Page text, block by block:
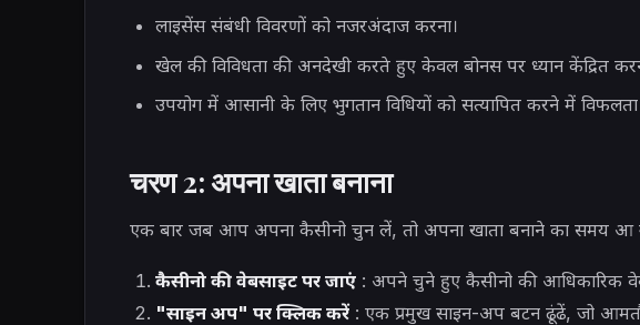
लाइसेंस संबंधी विवरणों को नजरअंदाज करना।
खेल की विविधता की अनदेखी करते हुए केवल बोनस पर ध्यान केंद्रित
उपयोग में आसानी के लिए भुगतान विधियों को सत्यापित करने में
चरण 2: अपना खाता बनाना
एक बार जब आप अपना कैसीनो चुन लें, तो अपना खाता बनाने का समय आ
कैसीनो की वेबसाइट पर जाएं: अपने चुने हुए कैसीनो की आधिकारिक
"साइन अप" पर क्लिक करें: एक प्रमुख साइन-अप बटन ढूंढें, जो